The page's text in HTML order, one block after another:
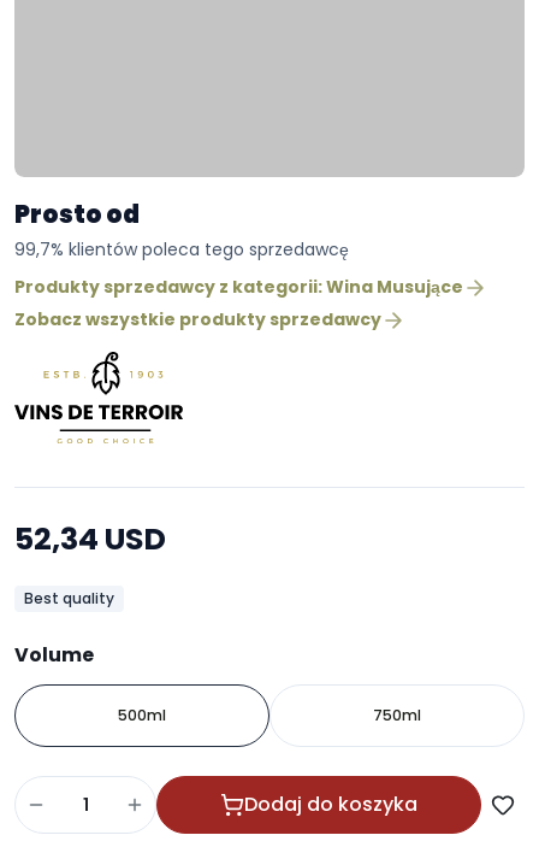
Prosto od
99,7% klientów poleca tego sprzedawcę
Produkty sprzedawcy z kategorii: Wina Musujące
Zobacz wszystkie produkty sprzedawcy
52,34 USD
Best quality
Volume
500ml 750ml
Dodaj do koszyka